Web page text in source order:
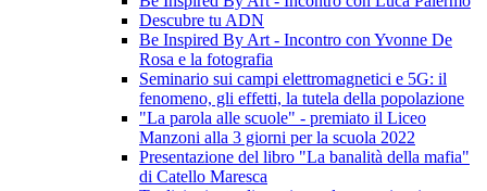
Descubre tu ADN
Be Inspired By Art - Incontro con Yvonne De
Rosa e la fotografia
Seminario sui campi elettromagnetici e 5G: il
fenomeno, gli effetti, la tutela della popolazione
"La parola alle scuole" - premiato il Liceo
Manzoni alla 3 giorni per la scuola 2022
Presentazione del libro "La banalità della mafia"
di Catello Maresca